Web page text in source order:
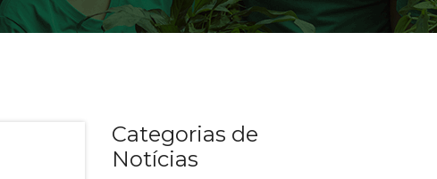
Categorias de
Notícias